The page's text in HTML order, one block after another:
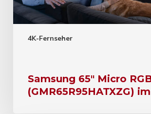
4K-Fernseher
Samsung 65″ Micro
(GMR65R95HATXZG)